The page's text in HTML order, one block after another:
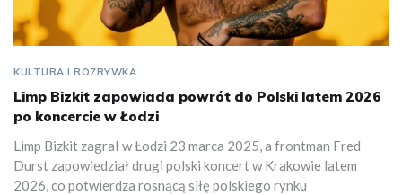
KULTURA I ROZRYWKA
Limp Bizkit zapowiada powrót do Polski latem 2026
po koncercie w Łodzi
Limp Bizkit zagrał w Łodzi 23 marca 2025, a frontman Fred
Durst zapowiedział drugi polski koncert w Krakowie latem
2026, co potwierdza rosnącą siłę polskiego rynku